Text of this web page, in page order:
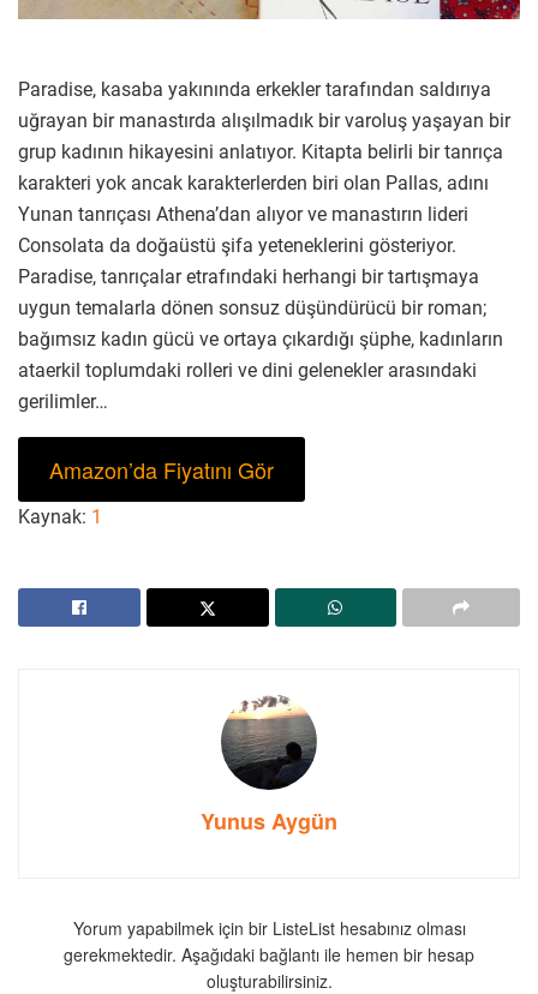
Paradise, kasaba yakınında erkekler tarafından saldırıya
uğrayan bir manastırda alışılmadık bir varoluş yaşayan bir
grup kadının hikayesini anlatıyor. Kitapta belirli bir tanrıça
karakteri yok ancak karakterlerden biri olan Pallas, adını
Yunan tanrıçası Athena’dan alıyor ve manastırın lideri
Consolata da doğaüstü şifa yeteneklerini gösteriyor.
Paradise, tanrıçalar etrafındaki herhangi bir tartışmaya
uygun temalarla dönen sonsuz düşündürücü bir roman;
bağımsız kadın gücü ve ortaya çıkardığı şüphe, kadınların
ataerkil toplumdaki rolleri ve dini gelenekler arasındaki
gerilimler…
Amazon’da Fiyatını Gör
Kaynak: 1
Yunus Aygün
Yorum yapabilmek için bir ListeList hesabınız olması
gerekmektedir. Aşağıdaki bağlantı ile hemen bir hesap
oluşturabilirsiniz.